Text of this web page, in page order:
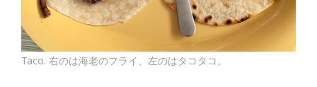
Taco. 右のは海老のフライ、左のはタコタコ。